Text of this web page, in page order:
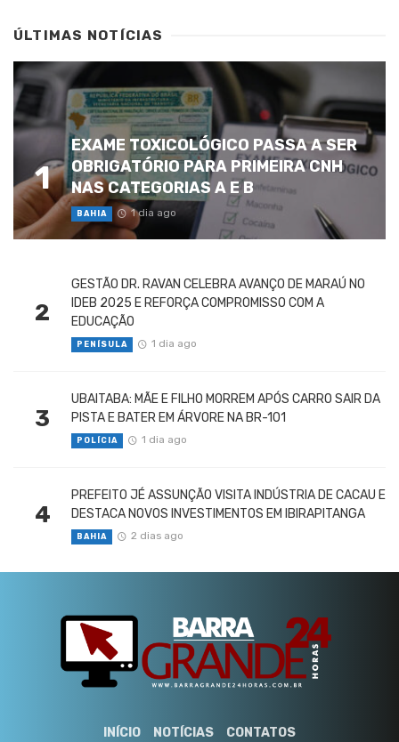
ÚLTIMAS NOTÍCIAS
1
EXAME TOXICOLÓGICO PASSA A SER
OBRIGATÓRIO PARA PRIMEIRA CNH
NAS CATEGORIAS A E B
BAHIA 1 dia ago
2
GESTÃO DR. RAVAN CELEBRA AVANÇO DE MARAÚ NO
IDEB 2025 E REFORÇA COMPROMISSO COM A
EDUCAÇÃO
PENÍSULA 1 dia ago
3
UBAITABA: MÃE E FILHO MORREM APÓS CARRO SAIR DA
PISTA E BATER EM ÁRVORE NA BR-101
POLÍCIA 1 dia ago
4
PREFEITO JÉ ASSUNÇÃO VISITA INDÚSTRIA DE CACAU E
DESTACA NOVOS INVESTIMENTOS EM IBIRAPITANGA
BAHIA 2 dias ago
INÍCIO NOTÍCIAS CONTATOS